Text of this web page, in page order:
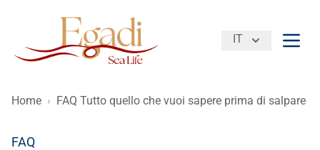
IT
Apri
Home › FAQ Tutto quello che vuoi sapere prima di salpare
FAQ